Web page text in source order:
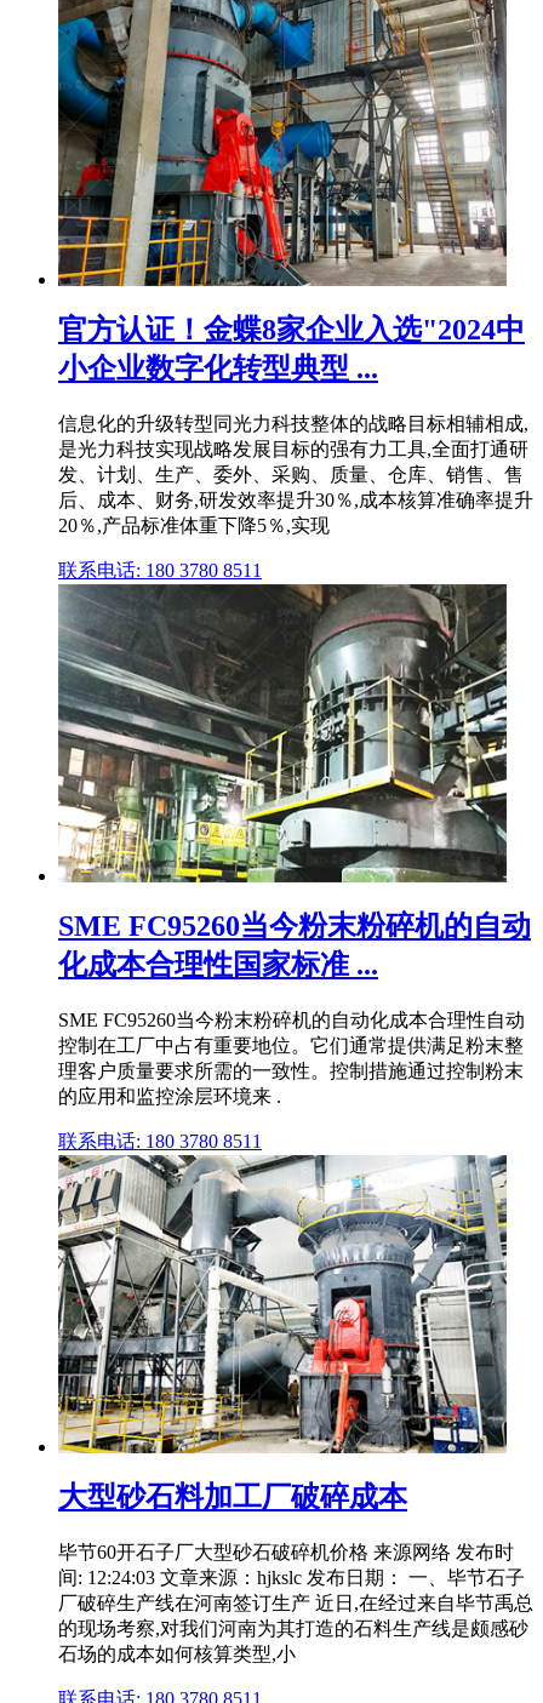
官方认证！金蝶8家企业入选"2024中
小企业数字化转型典型 ...
信息化的升级转型同光力科技整体的战略目标相辅相成,
是光力科技实现战略发展目标的强有力工具,全面打通研
发、计划、生产、委外、采购、质量、仓库、销售、售
后、成本、财务,研发效率提升30％,成本核算准确率提升
20％,产品标准体重下降5％,实现
联系电话: 180 3780 8511
SME FC95260当今粉末粉碎机的自动
化成本合理性国家标准 ...
SME FC95260当今粉末粉碎机的自动化成本合理性自动
控制在工厂中占有重要地位。它们通常提供满足粉末整
理客户质量要求所需的一致性。控制措施通过控制粉末
的应用和监控涂层环境来 .
联系电话: 180 3780 8511
大型砂石料加工厂破碎成本
毕节60开石子厂大型砂石破碎机价格 来源网络 发布时
间: 12:24:03 文章来源：hjkslc 发布日期： 一、毕节石子
厂破碎生产线在河南签订生产 近日,在经过来自毕节禹总
的现场考察,对我们河南为其打造的石料生产线是颇感砂
石场的成本如何核算类型,小
联系电话: 180 3780 8511